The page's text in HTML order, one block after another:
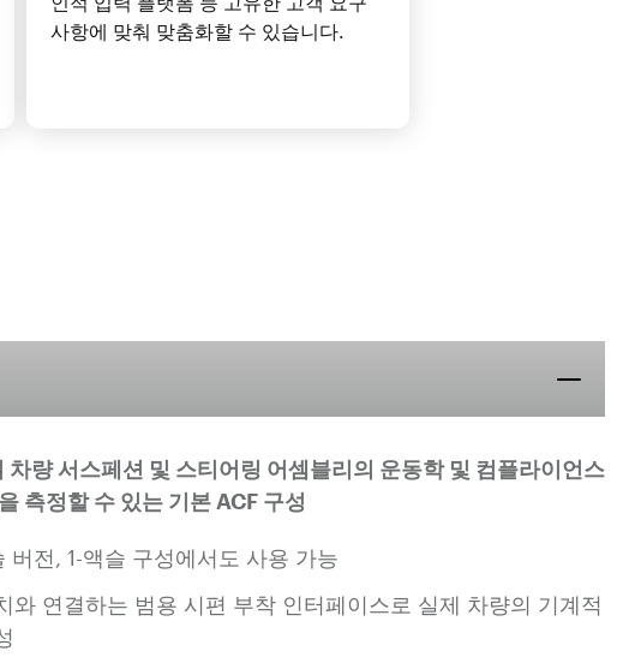
사항에 맞춰 맞춤화할 수 있습니다.
차량 서스페션 및 스티어링 어셈블리의 운동학 및 컴플라이언스
측정할 수 있는 기본 ACF 구성
버전, 1-액슬 구성에서도 사용 가능
와 연결하는 범용 시편 부착 인터페이스로 실제 차량의 기계적